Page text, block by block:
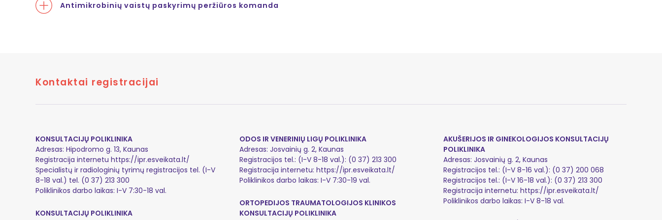
Antimikrobinių vaistų paskyrimų peržiūros komanda
Kontaktai registracijai
KONSULTACIJŲ POLIKLINIKA
Adresas: Hipodromo g. 13, Kaunas
Registracija internetu https://ipr.esveikata.lt/
Specialistų ir radiologinių tyrimų registracijos tel. (I-V
8-18 val.) tel. (0 37) 213 300
Poliklinikos darbo laikas: I-V 7:30-18 val.
KONSULTACIJŲ POLIKLINIKA
ODOS IR VENERINIŲ LIGŲ POLIKLINIKA
Adresas: Josvainių g. 2, Kaunas
Registracijos tel.: (I-V 8-18 val.): (0 37) 213 300
Registracija internetu: https://ipr.esveikata.lt/
Poliklinikos darbo laikas: I-V 7:30-19 val.
ORTOPEDIJOS TRAUMATOLOGIJOS KLINIKOS
KONSULTACIJŲ POLIKLINIKA
AKUŠERIJOS IR GINEKOLOGIJOS KONSULTACIJŲ
POLIKLINIKA
Adresas: Josvainių g. 2, Kaunas
Registracijos tel.: (I-V 8-16 val.): (0 37) 200 068
Registracijos tel.: (I-V 16-18 val.): (0 37) 213 300
Registracija internetu: https://ipr.esveikata.lt/
Poliklinikos darbo laikas: I-V 8-18 val.